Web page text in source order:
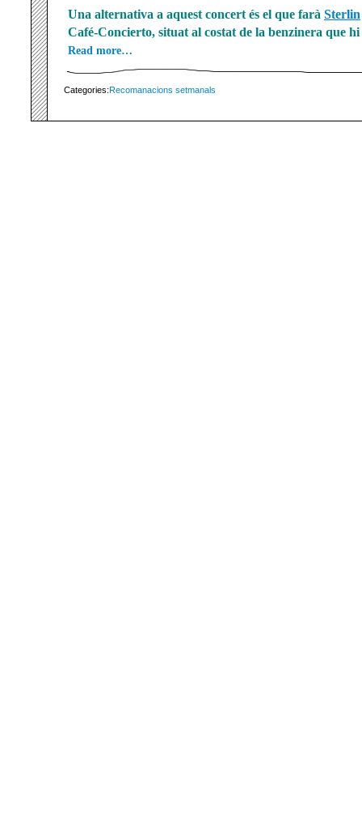
Una alternativa a aquest concert és el que farà Sterlin
Café-Concierto, situat al costat de la benzinera que
Read more…
Categories:Recomanacions setmanals